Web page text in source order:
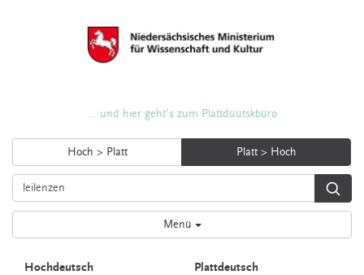
... und hier geht's zum Plattdüütskbüro
Hoch > Platt Platt > Hoch
Menü
Hochdeutsch Plattdeutsch